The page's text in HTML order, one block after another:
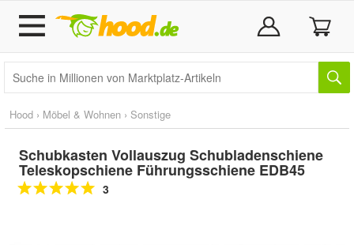
Hood › Möbel & Wohnen › Sonstige
Schubkasten Vollauszug Schubladenschiene
Teleskopschiene Führungsschiene EDB45
3